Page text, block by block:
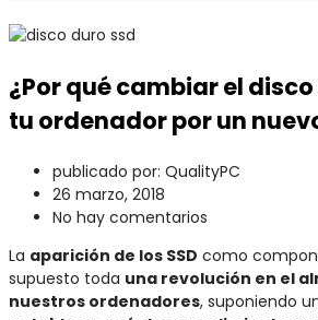
¿Por qué cambiar el disco
tu ordenador por un
publicado por: QualityPC
26 marzo, 2018
No hay comentarios
La aparición de los SSD como
supuesto toda una revolución en el
nuestros ordenadores, suponiendo